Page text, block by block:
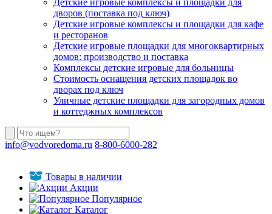
Детские игровые комплексы и площадки для
дворов (поставка под ключ)
Детские игровые комплексы и площадки для кафе
и ресторанов
Детские игровые площадки для многоквартирных
домов: производство и поставка
Комплексы детские игровые для больницы
Стоимость оснащения детских площадок во
дворах под ключ
Уличные детские площадки для загородных домов
и коттеджных комплексов
info@vodvoredoma.ru 8-800-6000-282
Товары в наличии
Акции
Популярное
Каталог